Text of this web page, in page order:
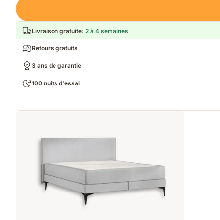
Livraison gratuite: 2 à 4 semaines
Retours gratuits
3 ans de garantie
100 nuits d'essai